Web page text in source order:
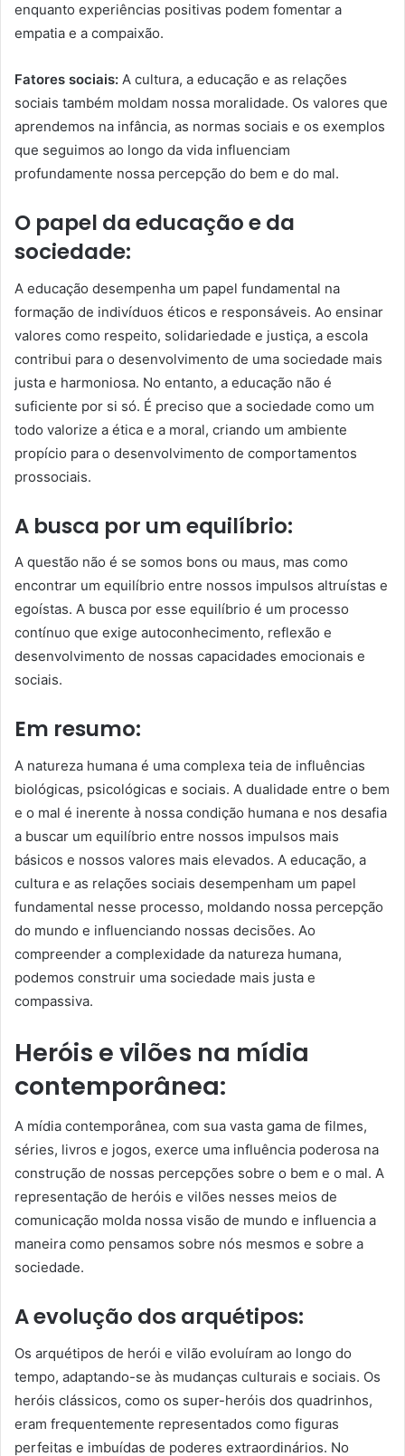
enquanto experiências positivas podem fomentar a
empatia e a compaixão.
Fatores sociais: A cultura, a educação e as relações
sociais também moldam nossa moralidade. Os valores que
aprendemos na infância, as normas sociais e os exemplos
que seguimos ao longo da vida influenciam
profundamente nossa percepção do bem e do mal.
O papel da educação e da
sociedade:
A educação desempenha um papel fundamental na
formação de indivíduos éticos e responsáveis. Ao ensinar
valores como respeito, solidariedade e justiça, a escola
contribui para o desenvolvimento de uma sociedade mais
justa e harmoniosa. No entanto, a educação não é
suficiente por si só. É preciso que a sociedade como um
todo valorize a ética e a moral, criando um ambiente
propício para o desenvolvimento de comportamentos
prossociais.
A busca por um equilíbrio:
A questão não é se somos bons ou maus, mas como
encontrar um equilíbrio entre nossos impulsos altruístas e
egoístas. A busca por esse equilíbrio é um processo
contínuo que exige autoconhecimento, reflexão e
desenvolvimento de nossas capacidades emocionais e
sociais.
Em resumo:
A natureza humana é uma complexa teia de influências
biológicas, psicológicas e sociais. A dualidade entre o bem
e o mal é inerente à nossa condição humana e nos desafia
a buscar um equilíbrio entre nossos impulsos mais
básicos e nossos valores mais elevados. A educação, a
cultura e as relações sociais desempenham um papel
fundamental nesse processo, moldando nossa percepção
do mundo e influenciando nossas decisões. Ao
compreender a complexidade da natureza humana,
podemos construir uma sociedade mais justa e
compassiva.
Heróis e vilões na mídia
contemporânea:
A mídia contemporânea, com sua vasta gama de filmes,
séries, livros e jogos, exerce uma influência poderosa na
construção de nossas percepções sobre o bem e o mal. A
representação de heróis e vilões nesses meios de
comunicação molda nossa visão de mundo e influencia a
maneira como pensamos sobre nós mesmos e sobre a
sociedade.
A evolução dos arquétipos:
Os arquétipos de herói e vilão evoluíram ao longo do
tempo, adaptando-se às mudanças culturais e sociais. Os
heróis clássicos, como os super-heróis dos quadrinhos,
eram frequentemente representados como figuras
perfeitas e imbuídas de poderes extraordinários. No